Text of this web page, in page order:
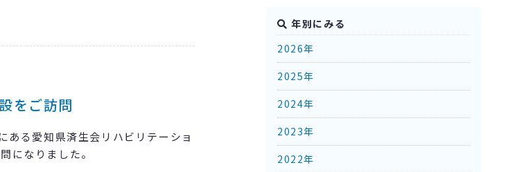
をご訪問
ある愛知県済生会リハビリテーショ
になりました。
年別にみる
2026年
2025年
2024年
2023年
2022年